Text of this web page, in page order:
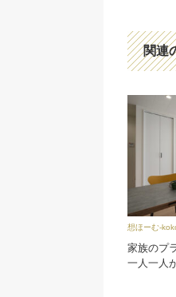
関連
想ほーむ-
家族のプ
一人一人